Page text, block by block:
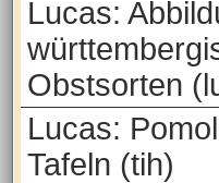
Lucas:
Obstsorten
Lucas:
Tafeln (tih)